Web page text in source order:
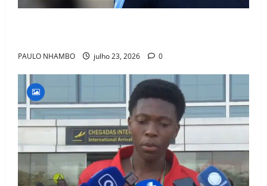
PAULO NHAMBO julho 23, 2026 0